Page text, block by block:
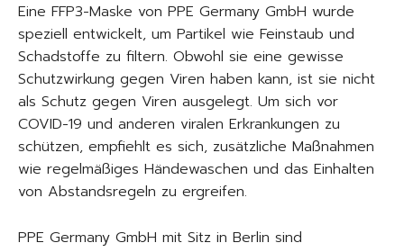
Eine FFP3-Maske von PPE Germany GmbH wurde
speziell entwickelt, um Partikel wie Feinstaub und
Schadstoffe zu filtern. Obwohl sie eine gewisse
Schutzwirkung gegen Viren haben kann, ist sie nicht
als Schutz gegen Viren ausgelegt. Um sich vor
COVID-19 und anderen viralen Erkrankungen zu
schützen, empfiehlt es sich, zusätzliche Maßnahmen
wie regelmäßiges Händewaschen und das Einhalten
von Abstandsregeln zu ergreifen.
PPE Germany GmbH mit Sitz in Berlin sind